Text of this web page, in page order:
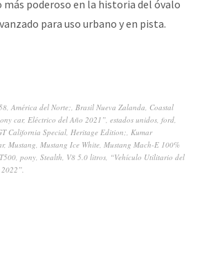
más poderoso en la historia del óvalo
para uso urbano y en pista.
58 América del Norte; Brasil Nueva Zalanda Coastal
car, Eléctrico del Año 2021” estados unidos ford
California Special Heritage Edition; Kumar
, Mustang Mustang Ice White Mustang Mach-E 100%
pony Stealth V8 5.0 litros “Vehículo Utilitario del